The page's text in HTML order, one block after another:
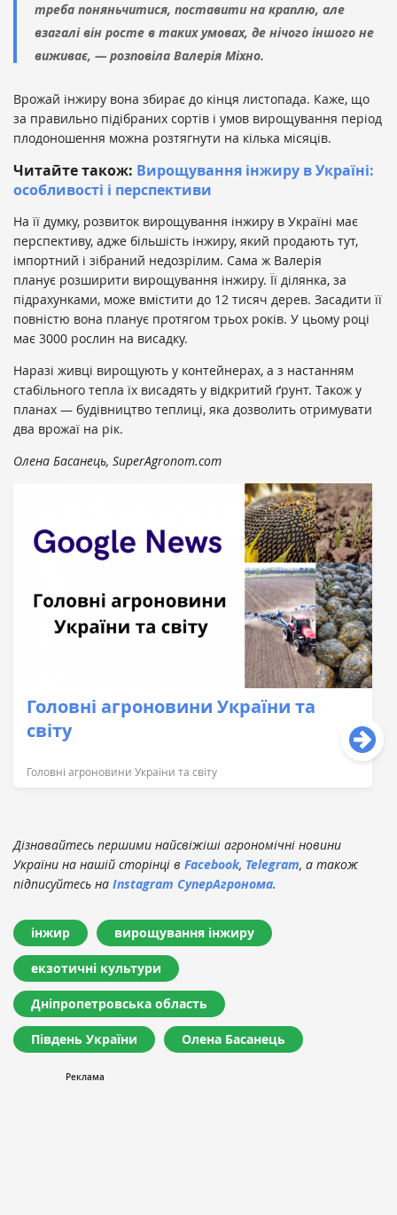
треба поняньчитися, поставити на краплю, але
взагалі він росте в таких умовах, де нічого іншого не
виживає, — розповіла Валерія Міхно.
Врожай інжиру вона збирає до кінця листопада. Каже, що
за правильно підібраних сортів і умов вирощування період
плодоношення можна розтягнути на кілька місяців.
Читайте також: Вирощування інжиру в Україні:
особливості і перспективи
На її думку, розвиток вирощування інжиру в Україні має
перспективу, адже більшість інжиру, який продають тут,
імпортний і зібраний недозрілим. Сама ж Валерія
планує розширити вирощування інжиру. Її ділянка, за
підрахунками, може вмістити до 12 тисяч дерев. Засадити її
повністю вона планує протягом трьох років. У цьому році
має 3000 рослин на висадку.
Наразі живці вирощують у контейнерах, а з настанням
стабільного тепла їх висадять у відкритий ґрунт. Також у
планах — будівництво теплиці, яка дозволить отримувати
два врожаї на рік.
Олена Басанець, SuperAgronom.com
Головні агроновини України та
світу
Головні агроновини України та світу
Дізнавайтесь першими найсвіжіші агрономічні новини
України на нашій сторінці в Facebook, Telegram, а також
підписуйтесь на Instagram СуперАгронома.
інжир вирощування інжиру
екзотичні культури
Дніпропетровська область
Південь України Олена Басанець